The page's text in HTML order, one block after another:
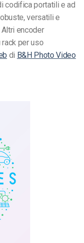
codifica portatili e ad
versatili e
encoder
per uso
di B&H Photo Video